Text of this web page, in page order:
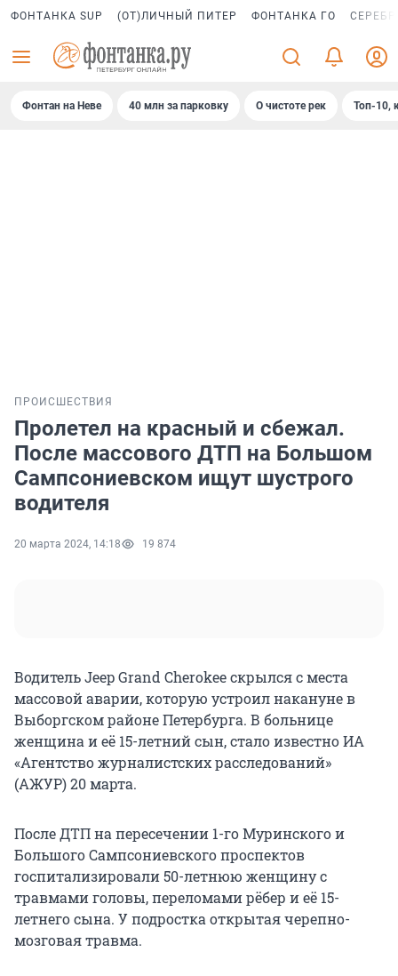
ФОНТАНКА SUP (ОТ)ЛИЧНЫЙ ПИТЕР ФОНТАНКА ГО
Фонтан на Неве 40 млн за парковку О чистоте рек Топ-10,
ПРОИСШЕСТВИЯ
Пролетел на красный и сбежал.
После массового ДТП на Большом
Сампсониевском ищут шустрого
водителя
20 марта 2024, 14:18 19 874
Водитель Jeep Grand Cherokee скрылся с места
массовой аварии, которую устроил накануне в
Выборгском районе Петербурга. В больнице
женщина и её 15-летний сын, стало известно ИА
«Агентство журналистских расследований»
(АЖУР) 20 марта.
После ДТП на пересечении 1-го Муринского и
Большого Сампсониевского проспектов
госпитализировали 50-летнюю женщину с
травмами головы, переломами рёбер и её 15-
летнего сына. У подростка открытая черепно-
мозговая травма.